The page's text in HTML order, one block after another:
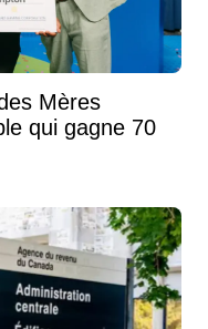
Mères
qui gagne 70